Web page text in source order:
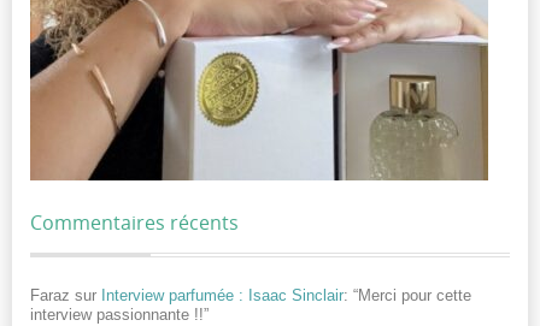
Commentaires récents
Faraz sur Interview parfumée : Isaac Sinclair: “Merci pour cette
interview passionnante !!”